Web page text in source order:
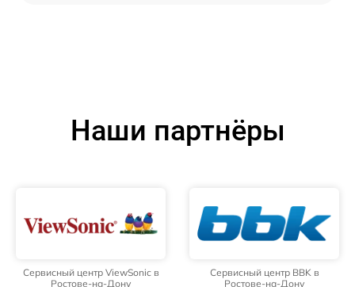
Наши партнёры
Сервисный центр ViewSonic в
Ростове-на-Дону
Сервисный центр BBK в
Ростове-на-Дону